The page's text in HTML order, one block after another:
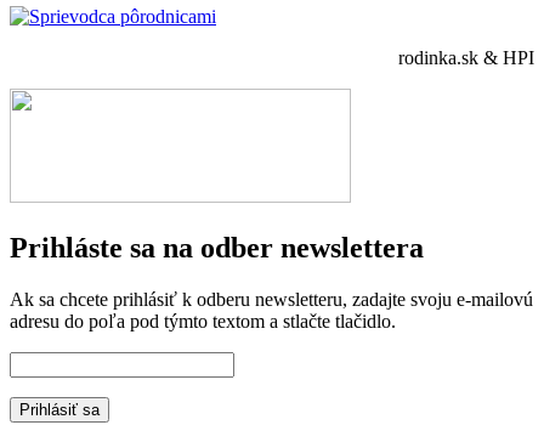
rodinka.sk & HPI
Prihláste sa na odber newslettera
Ak sa chcete prihlásiť k odberu newsletteru, zadajte svoju e-mailovú
adresu do poľa pod týmto textom a stlačte tlačidlo.